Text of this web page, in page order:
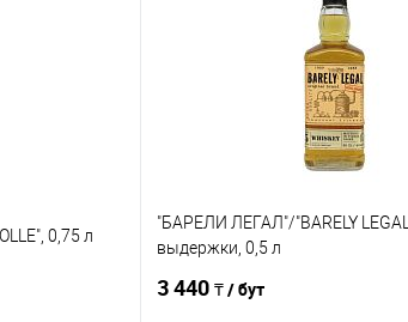
0,75 л
"БАРЕЛИ ЛЕГАЛ"/"BARELY
выдержки, 0,5 л
3 440 ₸ / бут